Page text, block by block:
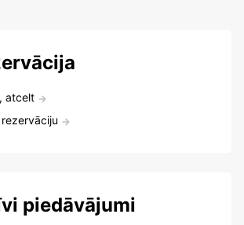
atcelt
piedāvājumi